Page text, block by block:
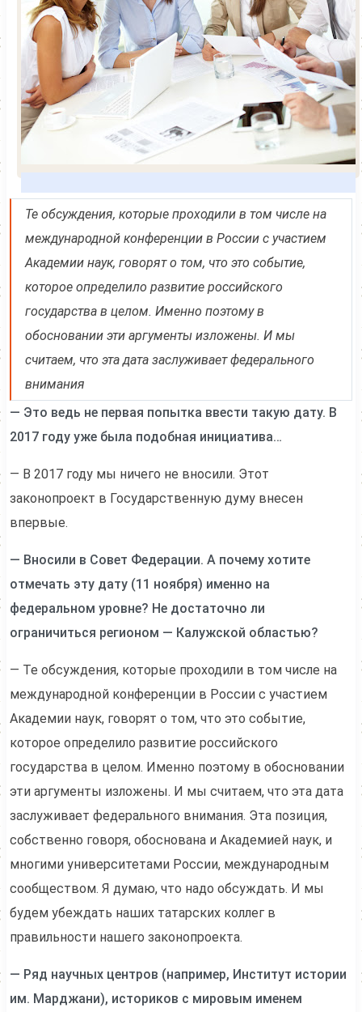
Те обсуждения, которые проходили в том числе на
международной конференции в России с участием
Академии наук, говорят о том, что это событие,
которое определило развитие российского
государства в целом. Именно поэтому в
обосновании эти аргументы изложены. И мы
считаем, что эта дата заслуживает федерального
внимания
— Это ведь не первая попытка ввести такую дату. В
2017 году уже была подобная инициатива…
— В 2017 году мы ничего не вносили. Этот
законопроект в Государственную думу внесен
впервые.
— Вносили в Совет Федерации. А почему хотите
отмечать эту дату (11 ноября) именно на
федеральном уровне? Не достаточно ли
ограничиться регионом — Калужской областью?
— Те обсуждения, которые проходили в том числе на
международной конференции в России с участием
Академии наук, говорят о том, что это событие,
которое определило развитие российского
государства в целом. Именно поэтому в обосновании
эти аргументы изложены. И мы считаем, что эта дата
заслуживает федерального внимания. Эта позиция,
собственно говоря, обоснована и Академией наук, и
многими университетами России, международным
сообществом. Я думаю, что надо обсуждать. И мы
будем убеждать наших татарских коллег в
правильности нашего законопроекта.
— Ряд научных центров (например, Институт истории
им. Марджани), историков с мировым именем